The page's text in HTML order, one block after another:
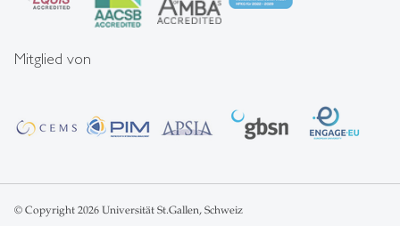
Mitglied von
© Copyright 2026 Universität St.Gallen, Schweiz